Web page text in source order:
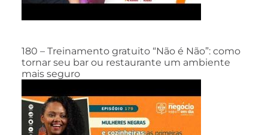
180 – Treinamento gratuito “Não é Não”: como
tornar seu bar ou restaurante um ambiente
mais seguro